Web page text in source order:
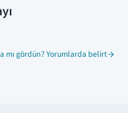
mı gördün? Yorumlarda belirt